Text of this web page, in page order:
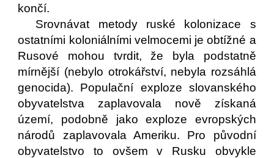
končí.
Srovnávat metody ruské kolonizace s
ostatními koloniálními velmocemi je obtížné a
Rusové mohou tvrdit, že byla podstatně
mírnější (nebylo otrokářství, nebyla rozsáhlá
genocida). Populační exploze slovanského
obyvatelstva zaplavovala nově získaná
území, podobně jako exploze evropských
národů zaplavovala Ameriku. Pro původní
obyvatelstvo to ovšem v Rusku obvykle